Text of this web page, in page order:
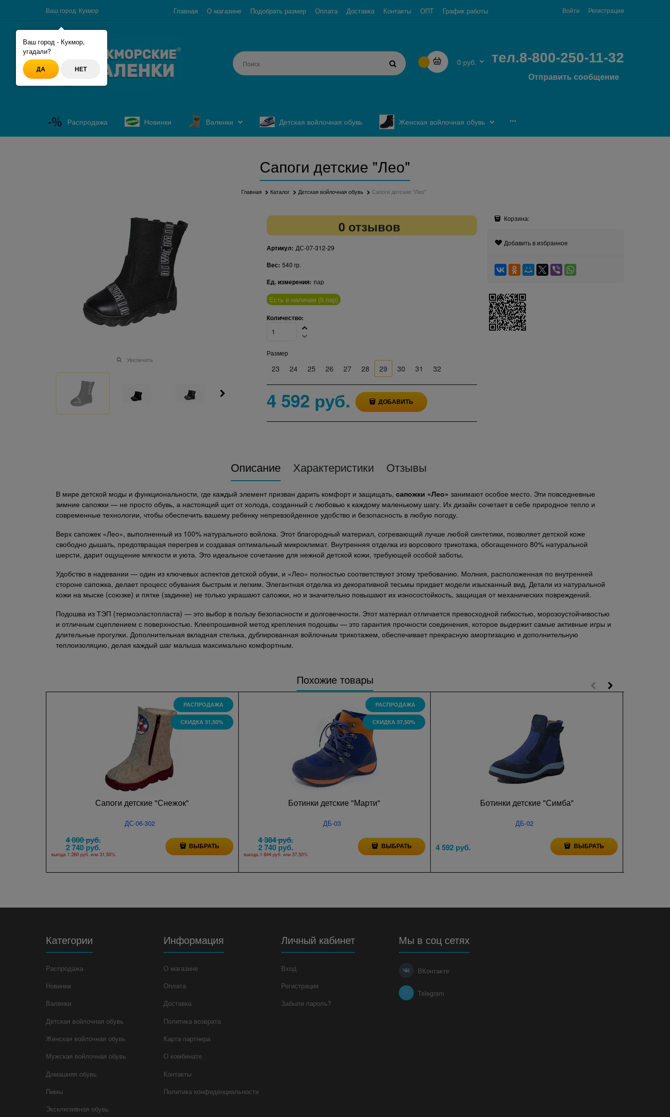
Ваш город - Кукмор,
угадали?
ДА НЕТ
Ваш город: Кукмор Главная О магазине Подобрать размер Оплата Доставка Контакты ОПТ График работы Войти Регистрация
0 руб. тел.8-800-250-11-32
Отправить сообщение
Распродажа Новинки Валенки Детская войлочная обувь Женская войлочная обувь
Сапоги детские "Лео"
Главная Каталог Детская войлочная обувь Сапоги детские "Лео"
Увеличить
0 отзывов
Артикул: ДС-07-312-29
Вес: 540 гр.
Ед. измерения: пар
Есть в наличии (5пар)
Количество:
Размер
23 24 25 26 27 28 29 30 31 32
4 592 руб. ДОБАВИТЬ
Корзина:
Добавить в избранное
Описание Характеристики Отзывы
В мире детской моды и функциональности, где каждый элемент призван дарить комфорт и защищать, сапожки «Лео» занимают особое место. Эти повседневные
зимние сапожки — не просто обувь, а настоящий щит от холода, созданный с любовью к каждому маленькому шагу. Их дизайн сочетает в себе природное тепло и
современные технологии, чтобы обеспечить вашему ребенку непревзойденное удобство и безопасность в любую погоду.
Верх сапожек «Лео», выполненный из 100% натурального войлока. Этот благородный материал, согревающий лучше любой синтетики, позволяет детской коже
свободно дышать, предотвращая перегрев и создавая оптимальный микроклимат. Внутренняя отделка из ворсового трикотажа, обогащенного 80% натуральной
шерсти, дарит ощущение мягкости и уюта. Это идеальное сочетание для нежной детской кожи, требующей особой заботы.
Удобство в надевании — один из ключевых аспектов детской обуви, и «Лео» полностью соответствуют этому требованию. Молния, расположенная по внутренней
стороне сапожка, делает процесс обувания быстрым и легким. Элегантная отделка из декоративной тесьмы придает модели изысканный вид. Детали из натуральной
кожи на мыске (союзке) и пятке (задинке) не только украшают сапожки, но и значительно повышают их износостойкость, защищая от механических повреждений.
Подошва из ТЭП (термоэластопласта) — это выбор в пользу безопасности и долговечности. Этот материал отличается превосходной гибкостью, морозоустойчивостью
и отличным сцеплением с поверхностью. Клеепрошивной метод крепления подошвы — это гарантия прочности соединения, которое выдержит самые активные игры и
длительные прогулки. Дополнительная вкладная стелька, дублированная войлочным трикотажем, обеспечивает прекрасную амортизацию и дополнительную
теплоизоляцию, делая каждый шаг малыша максимально комфортным.
Похожие товары
Сапоги детские "Снежок"
ДС-06-302
РАСПРОДАЖА
СКИДКА 31,50%
4 000 руб.
2 740 руб.
выгода 1 260 руб. или 31,50%
ВЫБРАТЬ
Ботинки детские "Марти"
ДБ-03
РАСПРОДАЖА
СКИДКА 37,50%
4 384 руб.
2 740 руб.
выгода 1 644 руб. или 37,50%
ВЫБРАТЬ
Ботинки детские "Симба"
ДБ-02
4 592 руб. ВЫБРАТЬ
Категории
Распродажа
Новинки
Валенки
Детская войлочная обувь
Женская войлочная обувь
Мужская войлочная обувь
Домашняя обувь
Пимы
Эксклюзивная обувь
Информация
О магазине
Оплата
Доставка
Политика возврата
Карта партнера
О комбинате
Контакты
Политика конфиденциальности
Личный кабинет
Вход
Регистрация
Забыли пароль?
Мы в соц сетях
ВКонтакте
Telegram